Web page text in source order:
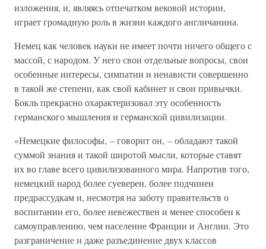
изложения, и, являясь отпечатком вековой истории,
играет громадную роль в жизни каждого англичанина.
Немец как человек науки не имеет почти ничего общего с
массой, с народом. У него свои отдельные вопросы, свои
особенные интересы, симпатии и ненависти совершенно
в такой же степени, как свой кабинет и свои привычки.
Бокль прекрасно охарактеризовал эту особенность
германского мышления и германской цивилизации.
«Немецкие философы, – говорит он, – обладают такой
суммой знания и такой широтой мысли, которые ставят
их во главе всего цивилизованного мира. Напротив того,
немецкий народ более суеверен, более подчинен
предрассудкам и, несмотря на заботу правительств о
воспитании его, более невежествен и менее способен к
самоуправлению, чем население Франции и Англии. Это
разграничение и даже разъединение двух классов